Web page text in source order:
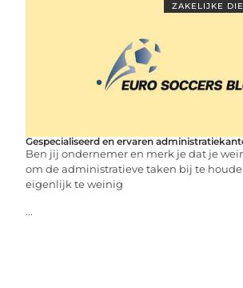
ZAKELIJKE
Gespecialiseerd en ervaren
Ben jij ondernemer en merk je dat je
om de administratieve taken bij te
eigenlijk te weinig
...